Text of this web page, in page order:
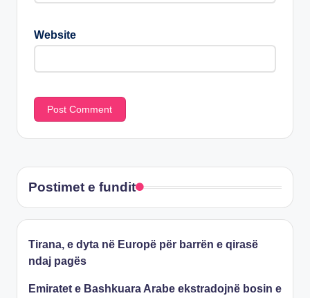
Website
Postimet e fundit
Tirana, e dyta në Europë për barrën e qirasë
ndaj pagës
Emiratet e Bashkuara Arabe ekstradojnë bosin e